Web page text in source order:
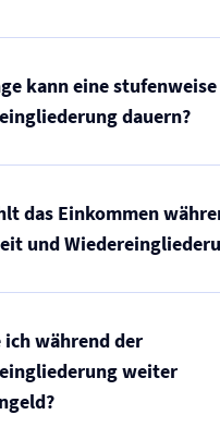
kann eine stufenweise
dauern?
das Einkommen
und
ich während der
weiter